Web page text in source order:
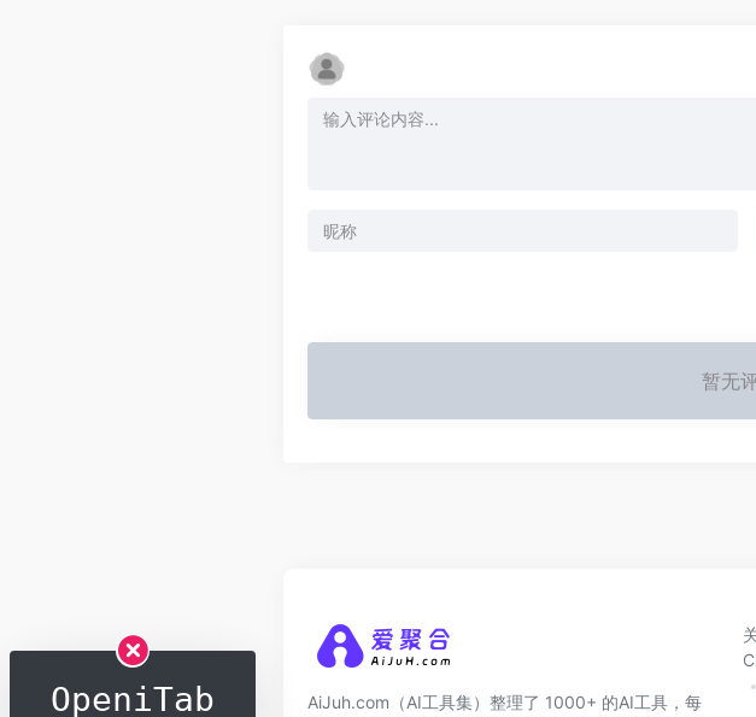
暂无
AiJuh.com（AI工具集）整理了 1000+ 的AI工具，每
OpeniTab